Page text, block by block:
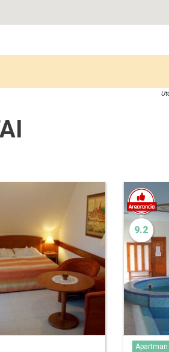
9.2
Apartman